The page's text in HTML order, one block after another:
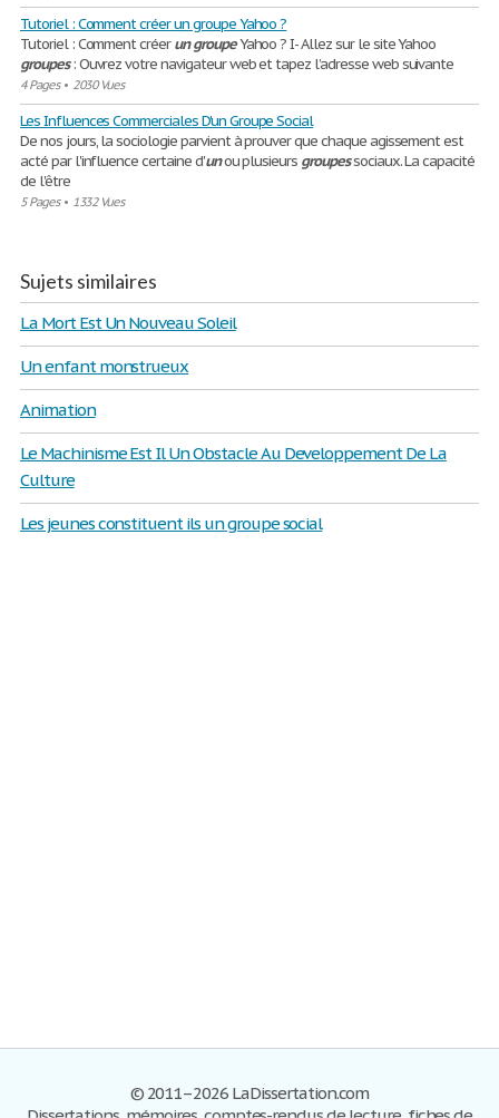
Tutoriel : Comment créer un groupe Yahoo ?
Tutoriel : Comment créerun groupeYahoo ? I- Allez sur le site Yahoo
groupes: Ouvrez votre navigateur web et tapez l’adresse web suivante
4 Pages• 2030 Vues
Les Influences Commerciales D'un Groupe Social
De nos jours, la sociologie parvient à prouver que chaque agissement est
acté par l'influence certaine d'unou plusieurs groupessociaux. La capacité
de l'être
5 Pages• 1332 Vues
Sujets similaires
La Mort Est Un Nouveau Soleil
Un enfant monstrueux
Animation
Le Machinisme Est Il Un Obstacle Au Developpement De La
Culture
Les jeunes constituent ils un groupe social
© 2011–2026 LaDissertation.com